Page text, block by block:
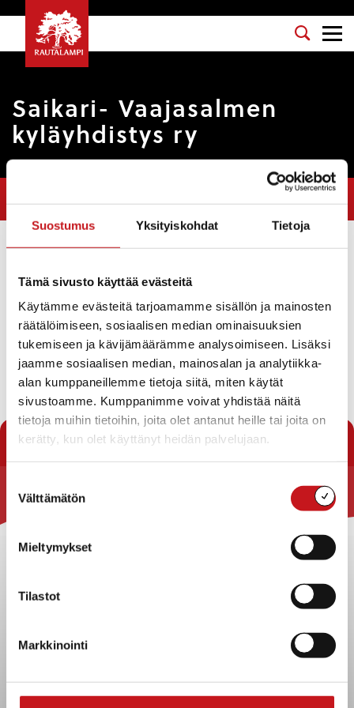
Suostumus Yksityiskohdat Tietoja
Tämä sivusto käyttää evästeitä
Käytämme evästeitä tarjoamamme sisällön ja mainosten
räätälöimiseen, sosiaalisen median ominaisuuksien
tukemiseen ja kävijämäärämme analysoimiseen. Lisäksi
jaamme sosiaalisen median, mainosalan ja analytiikka-
alan kumppaneillemme tietoja siitä, miten käytät
sivustoamme. Kumppanimme voivat yhdistää näitä
tietoja muihin tietoihin, joita olet antanut heille tai joita on
kerätty, kun olet käyttänyt heidän palvelujaan.
valinta
Välttämätön
Mieltymykset
Tilastot
Markkinointi
Saikari- Vaajasalmen
kyläyhdistys ry
Saikari- Vaajasalmen kyläyhdistys
ry
Vastuuhenkilö: Esa Vilkki
Sähköposti: esa.vilkki@sitowise.fi
Puhelinnumero: 044-3680684
Kategoria: Kyläyhdistykset
Osoite: Nujulantie 65, 77700 Rautalampi
« Yhdistykset
Rautalammin kunta
Kuntainfo
Strategiat, ohjelmat, ohjeet, suunnitelmat, säännöt ja
sopimukset
Evästeet
Tietosuoja